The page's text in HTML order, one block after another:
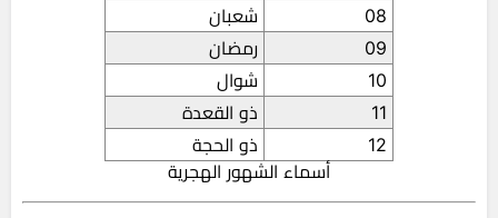
08
شعبان
09
رمضان
10
شوال
11
ذو القعدة
12
ذو الحجة
أسماء الشهور الهجرية